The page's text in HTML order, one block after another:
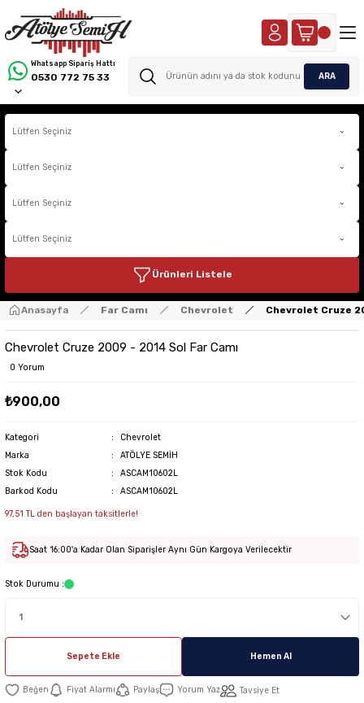
Whatsapp Sipariş Hattı
0530 772 75 33 ARA
Ürünleri Listele
Anasayfa Far Camı Chevrolet Chevrolet Cruze
Chevrolet Cruze 2009 - 2014 Sol Far Camı
0 Yorum
₺900,00
Kategori
Chevrolet
Marka
ATÖLYE SEMİH
Stok Kodu
ASCAM10602L
Barkod Kodu
ASCAM10602L
97,51 TL den başlayan taksitlerle!
Saat 16:00'a Kadar Olan Siparişler Aynı Gün Kargoya Verilecektir
Stok Durumu :
Sepete Ekle Hemen Al
Fiyat Alarmı Paylaş Yorum Yaz Tavsiye Et